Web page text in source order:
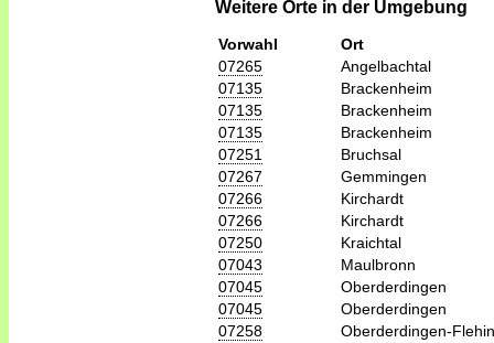
Weitere Orte in der Umgebung
Vorwahl
Ort
07265
Angelbachtal
07135
Brackenheim
07135
Brackenheim
07135
Brackenheim
07251
Bruchsal
07267
Gemmingen
07266
Kirchardt
07266
Kirchardt
07250
Kraichtal
07043
Maulbronn
07045
Oberderdingen
07045
Oberderdingen
07258
Oberderdingen-